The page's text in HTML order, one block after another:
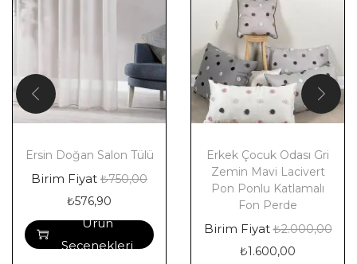
Ersin Doğan Salon Tülü
Birim Fiyat ₺750,00
₺576,90
Ürün
Seçenekleri
Erkek Çocuk Odası Gri
Zemin Mavi Lacivert
Pon Ponlu Katlamalı
Fon Perde
Birim Fiyat₺2.000,00
₺1.600,00